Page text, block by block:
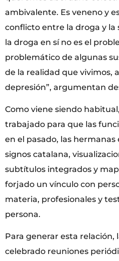
ambivalente. Es veneno y
conflicto entre la droga y la
la droga en sí no es el
problemático de algunas
de la realidad que vivimos,
depresión”, argumentan
Como viene siendo
trabajado para que las
en el pasado, las
signos catalana,
subtítulos integrados y
forjado un vínculo con
materia, profesionales y
persona.
Para generar esta relación,
celebrado reuniones